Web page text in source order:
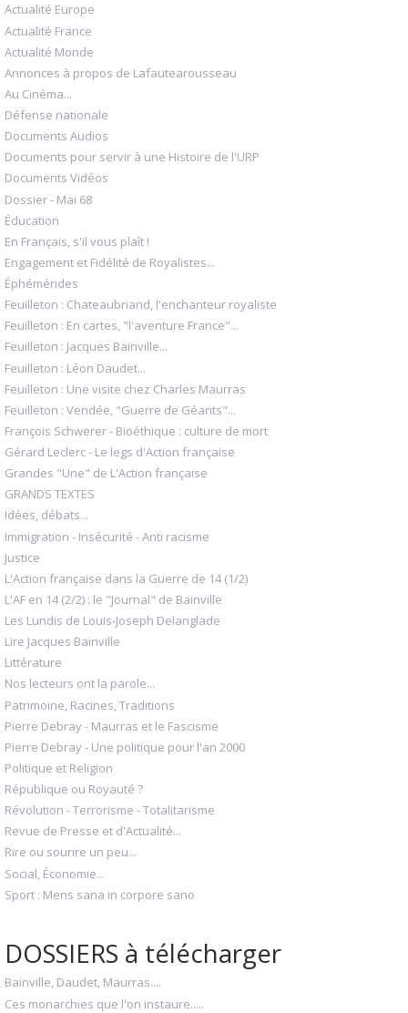
Actualité Europe
Actualité France
Actualité Monde
Annonces à propos de Lafautearousseau
Au Cinéma...
Défense nationale
Documents Audios
Documents pour servir à une Histoire de l'URP
Documents Vidéos
Dossier - Mai 68
Éducation
En Français, s'il vous plaît !
Engagement et Fidélité de Royalistes...
Éphémérides
Feuilleton : Chateaubriand, l'enchanteur royaliste
Feuilleton : En cartes, "l'aventure France"...
Feuilleton : Jacques Bainville...
Feuilleton : Léon Daudet...
Feuilleton : Une visite chez Charles Maurras
Feuilleton : Vendée, "Guerre de Géants"...
François Schwerer - Bioéthique : culture de mort
Gérard Leclerc - Le legs d'Action française
Grandes "Une" de L'Action française
GRANDS TEXTES
Idées, débats...
Immigration - Insécurité - Anti racisme
Justice
L'Action française dans la Guerre de 14 (1/2)
L'AF en 14 (2/2) : le "Journal" de Bainville
Les Lundis de Louis-Joseph Delanglade
Lire Jacques Bainville
Littérature
Nos lecteurs ont la parole...
Patrimoine, Racines, Traditions
Pierre Debray - Maurras et le Fascisme
Pierre Debray - Une politique pour l'an 2000
Politique et Religion
République ou Royauté ?
Révolution - Terrorisme - Totalitarisme
Revue de Presse et d'Actualité...
Rire ou sourire un peu...
Social, Économie...
Sport : Mens sana in corpore sano
DOSSIERS à télécharger
Bainville, Daudet, Maurras....
Ces monarchies que l'on instaure.....